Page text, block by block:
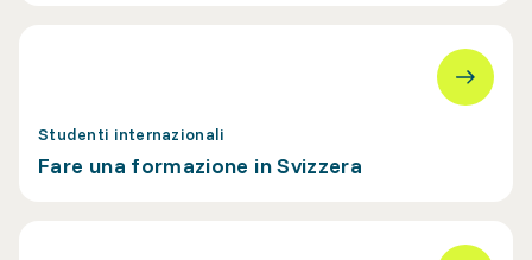
Studenti internazionali
Fare una formazione in Svizzera